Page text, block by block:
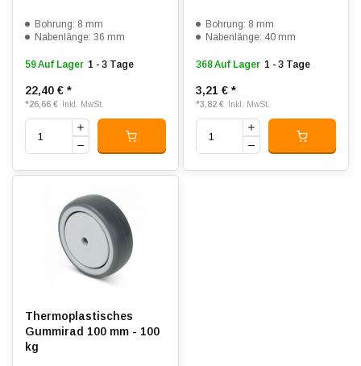
Bohrung: 8 mm
Nabenlänge: 36 mm
59 Auf Lager 1 - 3 Tage
22,40 € *
*26,66 € Inkl. MwSt.
Bohrung: 8 mm
Nabenlänge: 40 mm
368 Auf Lager 1 - 3 Tage
3,21 € *
*3,82 € Inkl. MwSt.
Thermoplastisches
Gummirad 100 mm - 100
kg